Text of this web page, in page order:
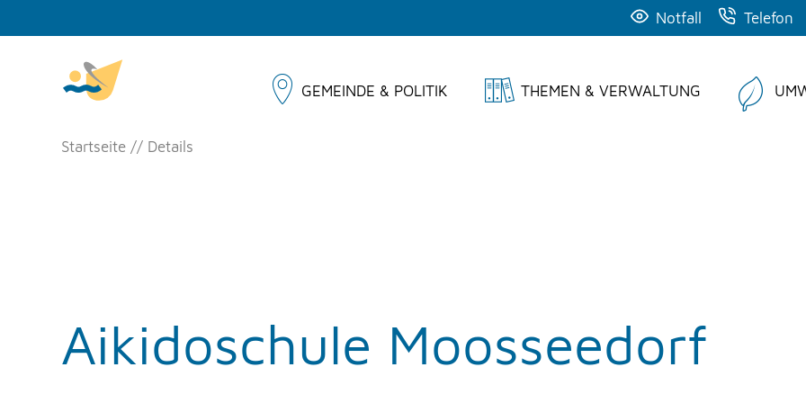
Notfall Telefon
GEMEINDE & POLITIK THEMEN & VERWALTUNG
Startseite Details
Aikidoschule Moosseedorf